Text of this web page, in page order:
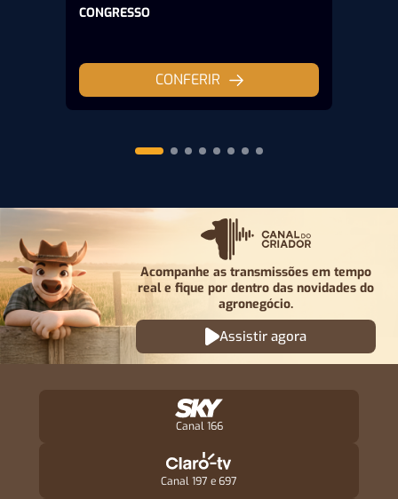
CONGRESSO
CONFERIR
Acompanhe as transmissões em tempo
real e fique pordentro das novidades do
agronegócio.
Assistir agora
Canal 166
Canal 197 e 697